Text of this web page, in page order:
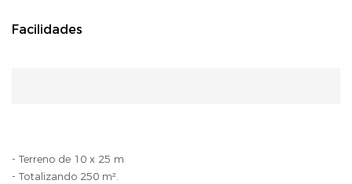
Facilidades
- Terreno de 10 x 25 m
- Totalizando 250 m².